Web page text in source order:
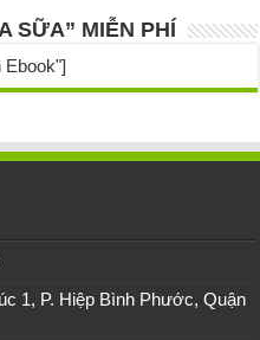
SỮA” MIỄN PHÍ
Ebook"]
1, P. Hiệp Bình Phước, Quận